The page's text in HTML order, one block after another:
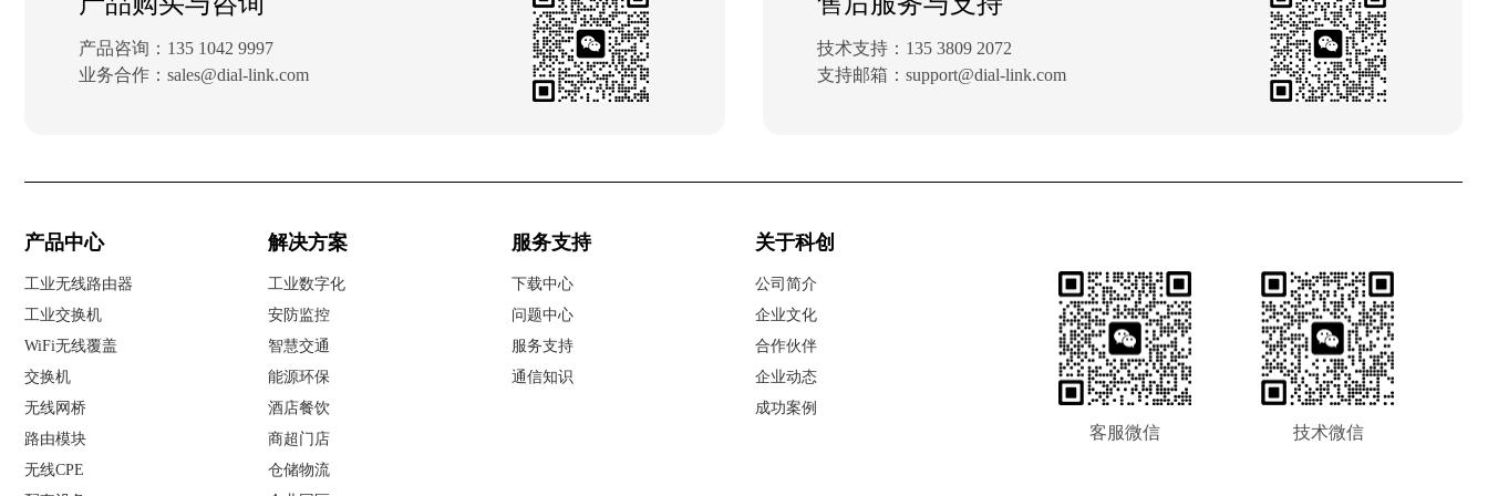
客服微信 技术微信
产品咨询：135 1042 9997
业务合作：sales@dial-link.com
技术支持：135 3809 2072
支持邮箱：support@dial-link.com
关于科创
公司简介
企业文化
合作伙伴
企业动态
成功案例
解决方案
工业数字化
安防监控
智慧交通
能源环保
酒店餐饮
商超 门店
仓储物流
服务支持
下载中心
问题中心
服务支持
通信知识
产品中心
工业无线路由器
工业交换机
WiFi无线覆盖
交换机
无线网桥
路由模块
无线CPE